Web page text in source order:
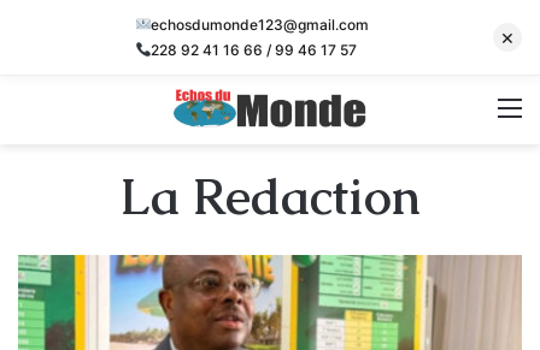
La Redaction
echosdumonde123@gmail.com
228 92 41 16 66 / 99 46 17 57
×